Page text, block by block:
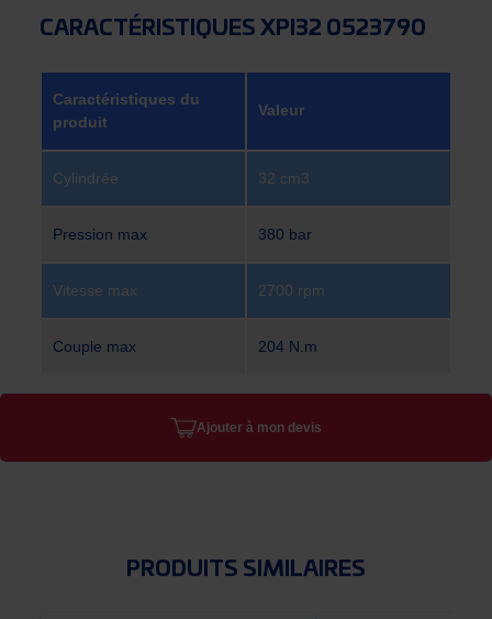
CARACTÉRISTIQUES XPI32 0523790
Caractéristiques du
produit
Valeur
Cylindrée 32 cm3
Pression max 380 bar
Vitesse max 2700 rpm
Couple max 204 N.m
Ajouter à mon devis
PRODUITS SIMILAIRES